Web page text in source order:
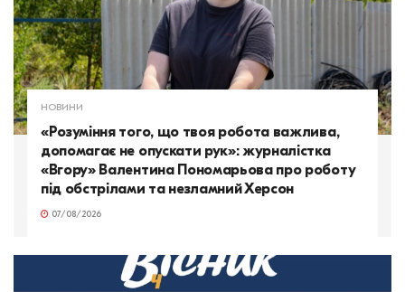
НОВИНИ
«Розуміння того, що твоя робота важлива,
допомагає не опускати рук»: журналістка
«Вгору» Валентина Пономарьова про роботу
під обстрілами та незламний Херсон
07/08/2026